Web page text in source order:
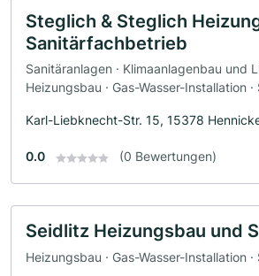
Steglich & Steglich
Sanitärfachbetrieb
Sanitäranlagen · Klimaanlagenbau und
Heizungsbau · Gas-Wasser-Installation
Karl-Liebknecht-Str. 15, 15378
0.0 (0 Bewertungen)
Seidlitz Heizungsbau und
Heizungsbau · Gas-Wasser-Installation